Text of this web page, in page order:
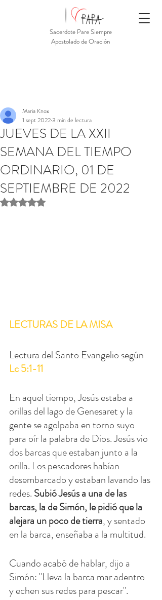
Sacerdote Pare Siempre
Apostolado de Oración
JUEVES DE LA XXII
SEMANA DEL TIEMPO
ORDINARIO, 01 DE
SEPTIEMBRE DE 2022
Maria Knox
1 sept 20223 min de lectura
Obtuvo NaN de 5 estrellas.
LECTURAS DE LA MISA
Lectura del Santo Evangelio según
Lc 5:1-11
En aquel tiempo, Jesús estaba a
orillas del lago de Genesaret y la
gente se agolpaba en torno suyo
para oír la palabra de Dios. Jesús vio
dos barcas que estaban junto a la
orilla. Los pescadores habían
desembarcado y estaban lavando las
redes. Subió Jesús a una de las
barcas, la de Simón, le pidió que la
alejara un poco de tierra, y sentado
en la barca, enseñaba a la multitud.
Cuando acabó de hablar, dijo a
Simón: "Lleva la barca mar adentro
y echen sus redes para pescar".